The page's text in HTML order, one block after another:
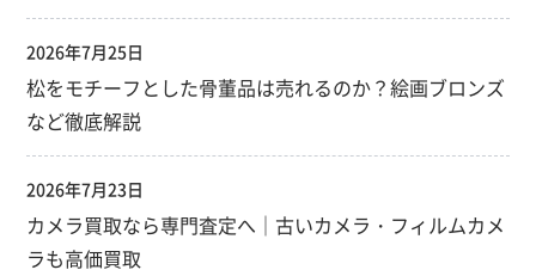
松をモチーフとした骨董品は売れるのか？絵画ブロンズ
など徹底解説
2026年7月25日
カメラ買取なら専門査定へ｜古いカメラ・フィルムカメ
ラも高価買取
2026年7月23日